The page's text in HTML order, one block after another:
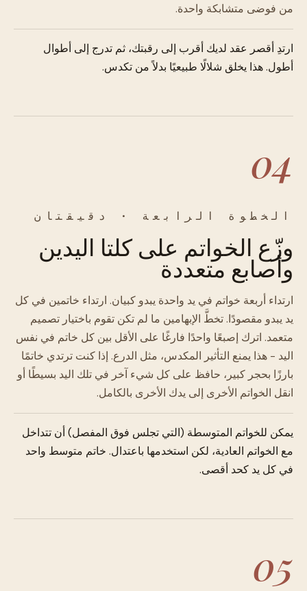
من فوضى متشابكة واحدة.
ارتدِ أقصر عقد لديك أقرب إلى رقبتك، ثم تدرج إلى أطوال
أطول. هذا يخلق شلالًا طبيعيًا بدلاً من تكدس.
04
الخطوة الرابعة · دقيقتان
وزّع الخواتم على كلتا اليدين
وأصابع متعددة
ارتداء أربعة خواتم في يد واحدة يبدو كبيان. ارتداء خاتمين في كل
يد يبدو مقصودًا. تخطَّ الإبهامين ما لم تكن تقوم باختيار تصميم
متعمد. اترك إصبعًا واحدًا فارغًا على الأقل بين كل خاتم في نفس
اليد - هذا يمنع التأثير المكدس، مثل الدرع. إذا كنت ترتدي خاتمًا
بارزًا بحجر كبير، حافظ على كل شيء آخر في تلك اليد بسيطًا أو
انقل الخواتم الأخرى إلى يدك الأخرى بالكامل.
يمكن للخواتم المتوسطة (التي تجلس فوق المفصل) أن تتداخل
مع الخواتم العادية، لكن استخدمها باعتدال. خاتم متوسط واحد
في كل يد كحد أقصى.
05